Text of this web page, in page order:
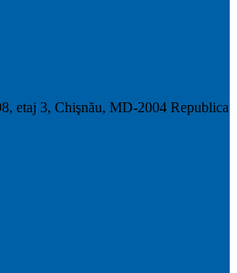
etaj 3, Chişnău, MD-2004 Republica